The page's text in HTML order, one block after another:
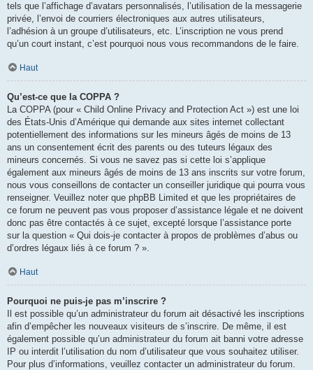
tels que l’affichage d’avatars personnalisés, l’utilisation de la messagerie
privée, l’envoi de courriers électroniques aux autres utilisateurs,
l’adhésion à un groupe d’utilisateurs, etc. L’inscription ne vous prend
qu’un court instant, c’est pourquoi nous vous recommandons de le faire.
Haut
Qu’est-ce que la COPPA ?
La COPPA (pour « Child Online Privacy and Protection Act ») est une loi
des États-Unis d’Amérique qui demande aux sites internet collectant
potentiellement des informations sur les mineurs âgés de moins de 13
ans un consentement écrit des parents ou des tuteurs légaux des
mineurs concernés. Si vous ne savez pas si cette loi s’applique
également aux mineurs âgés de moins de 13 ans inscrits sur votre forum,
nous vous conseillons de contacter un conseiller juridique qui pourra vous
renseigner. Veuillez noter que phpBB Limited et que les propriétaires de
ce forum ne peuvent pas vous proposer d’assistance légale et ne doivent
donc pas être contactés à ce sujet, excepté lorsque l’assistance porte
sur la question « Qui dois-je contacter à propos de problèmes d’abus ou
d’ordres légaux liés à ce forum ? ».
Haut
Pourquoi ne puis-je pas m’inscrire ?
Il est possible qu’un administrateur du forum ait désactivé les inscriptions
afin d’empêcher les nouveaux visiteurs de s’inscrire. De même, il est
également possible qu’un administrateur du forum ait banni votre adresse
IP ou interdit l’utilisation du nom d’utilisateur que vous souhaitez utiliser.
Pour plus d’informations, veuillez contacter un administrateur du forum.